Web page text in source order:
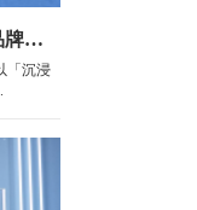
酷雷曼 5.0 系统，用VR+AI讲好品牌故事
「沉浸